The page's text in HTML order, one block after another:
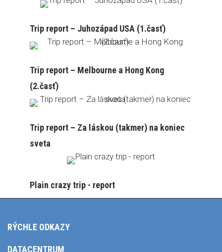
Trip report – Juhozápad USA (1.časť)
Trip report – Melbourne a Hong Kong
(2.časť)
Trip report – Za láskou (takmer) na koniec
sveta
Plain crazy trip - report
RÝCHLE ODKAZY
DATACENTRUM